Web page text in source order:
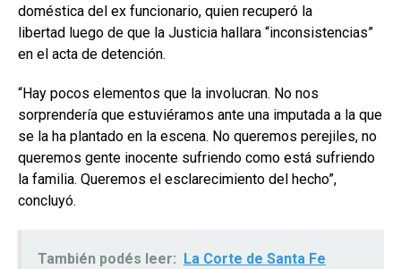
doméstica del ex funcionario, quien recuperó la
libertad luego de que la Justicia hallara “inconsistencias”
en el acta de detención.
“Hay pocos elementos que la involucran. No nos
sorprendería que estuviéramos ante una imputada a la que
se la ha plantado en la escena. No queremos perejiles, no
queremos gente inocente sufriendo como está sufriendo
la familia. Queremos el esclarecimiento del hecho”,
concluyó.
También podés leer:
La Corte de Santa Fe